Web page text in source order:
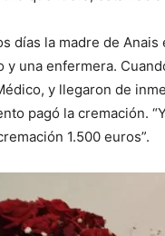
días la madre de
y una enfermera.
y llegaron de
pagó la cremación.
1.500 euros”.